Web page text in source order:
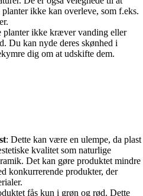
ikke kan overleve, som f.eks.
planter ikke kræver vanding eller
Du kan nyde deres skønhed i
dig om at udskifte dem.
: Dette kan være en ulempe, da plast
kvalitet som naturlige
Det kan gøre produktet mindre
konkurrerende produkter, der
fås kun i grøn og rød. Dette